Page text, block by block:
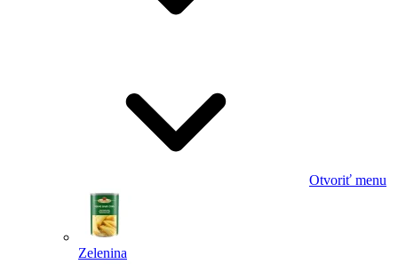
Otvoriť menu
Zelenina